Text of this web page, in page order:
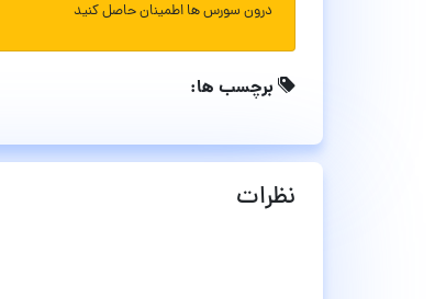
درون سورس ها اطمینان حاصل کنید
برچسب ها:
نظرات